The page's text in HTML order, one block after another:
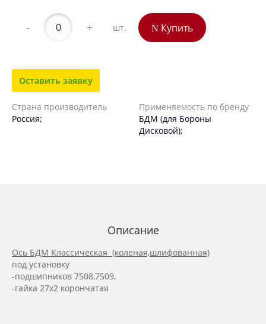
- + шт. Купить
Оставить заявку
Страна производитель
Россия;
Применяемость по бренду
БДМ (для Бороны
Дисковой);
Описание
Ось БДМ Классическая (коленая,шлифованная)
под установку
-подшипников 7508,7509,
-гайка 27х2 корончатая